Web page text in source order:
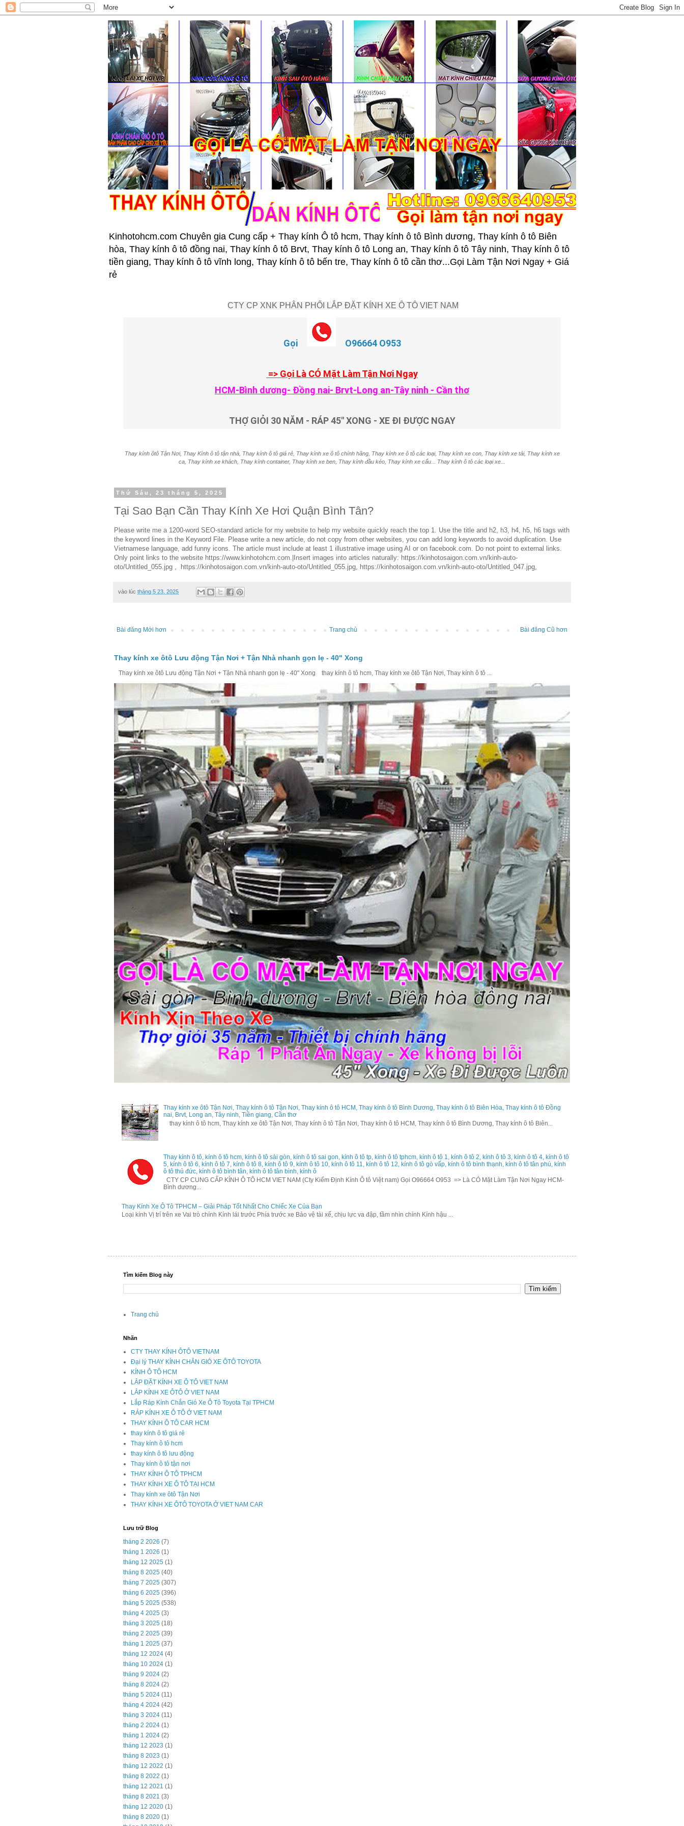
Kinhotohcm.com Chuyên gia Cung cấp + Thay kính Ô tô hcm, Thay kính ô tô Bình dương, Thay kính ô tô Biên
hòa, Thay kính ô tô đồng nai, Thay kính ô tô Brvt, Thay kính ô tô Long an, Thay kính ô tô Tây ninh, Thay kính ô tô
tiền giang, Thay kính ô tô vĩnh long, Thay kính ô tô bến tre, Thay kính ô tô cần thơ...Gọi Làm Tận Nơi Ngay + Giá
rẻ
CTY CP XNK PHÂN PHỐI LẮP ĐẶT KÍNH XE Ô TÔ VIET NAM
Gọi O96664 O953
=> Gọi Là CÓ Mặt Làm Tận Nơi Ngay
HCM-Bình dương- Đồng nai- Brvt-Long an-Tây ninh - Cần thơ
THỢ GIỎI 30 NĂM - RÁP 45" XONG - XE ĐI ĐƯỢC NGAY
Thay kính ôtô Tận Nơi, Thay Kính ô tô tận nhà, Thay kính ô tô giá rẻ, Thay kính xe ô tô chính hãng, Thay kính xe ô tô các loại, Thay kính xe con, Thay kính xe tải, Thay kính xe
ca, Thay kính xe khách, Thay kính container, Thay kính xe ben, Thay kính đầu kéo, Thay kính xe cẩu... Thay kính ô tô các loại xe...
Thứ Sáu, 23 tháng 5, 2025
Tại Sao Bạn Cần Thay Kính Xe Hơi Quận Bình Tân?
Please write me a 1200-word SEO-standard article for my website to help my website quickly reach the top 1. Use the title and h2, h3, h4, h5, h6 tags with
the keyword lines in the Keyword File. Please write a new article, do not copy from other websites, you can add long keywords to avoid duplication. Use
Vietnamese language, add funny icons. The article must include at least 1 illustrative image using AI or on facebook.com. Do not point to external links.
Only point links to the website https://www.kinhotohcm.com.|Insert images into articles naturally: https://kinhotosaigon.com.vn/kinh-auto-
oto/Untitled_055.jpg , https://kinhotosaigon.com.vn/kinh-auto-oto/Untitled_055.jpg, https://kinhotosaigon.com.vn/kinh-auto-oto/Untitled_047.jpg,
vào lúc tháng 5 23, 2025
Bài đăng Mới hơn Bài đăng Cũ hơn
Trang chủ
Thay kính xe ôtô Lưu động Tận Nơi + Tận Nhà nhanh gọn lẹ - 40" Xong
Thay kính xe ôtô Lưu động Tận Nơi + Tận Nhà nhanh gọn lẹ - 40" Xong thay kính ô tô hcm, Thay kính xe ôtô Tận Nơi, Thay kính ô tô ...
Thay kính xe ôtô Tận Nơi, Thay kính ô tô Tận Nơi, Thay kính ô tô HCM, Thay kính ô tô Bình Dương, Thay kính ô tô Biên Hòa, Thay kính ô tô Đồng
nai, Brvt, Long an, Tây ninh, Tiền giang, Cần thơ
thay kính ô tô hcm, Thay kính xe ôtô Tận Nơi, Thay kính ô tô Tận Nơi, Thay kính ô tô HCM, Thay kính ô tô Bình Dương, Thay kính ô tô Biên...
Thay kính ô tô, kính ô tô hcm, kính ô tô sài gòn, kính ô tô sai gon, kính ô tô tp, kính ô tô tphcm, kính ô tô 1, kính ô tô 2, kính ô tô 3, kính ô tô 4, kính ô tô
5, kính ô tô 6, kính ô tô 7, kính ô tô 8, kính ô tô 9, kính ô tô 10, kính ô tô 11, kính ô tô 12, kính ô tô gò vấp, kính ô tô bình thạnh, kính ô tô tân phú, kính
ô tô thủ đức, kính ô tô bình tân, kính ô tô tân bình, kính ô
CTY CP CUNG CẤP KÍNH Ô TÔ HCM VIET NAM (Cty Kiểm Định Kính Ô tô Việt nam) Gọi O96664 O953 => Là CÓ Mặt Làm Tận Nơi Ngay HCM-
Bình dương...
Thay Kính Xe Ô Tô TPHCM – Giải Pháp Tốt Nhất Cho Chiếc Xe Của Bạn
Loại kính Vị trí trên xe Vai trò chính Kính lái trước Phía trước xe Bảo vệ tài xế, chịu lực va đập, tầm nhìn chính Kính hậu ...
Tìm kiếm Blog này
Trang chủ
Nhãn
CTY THAY KÍNH ÔTÔ VIETNAM
Đại lý THAY KÍNH CHẮN GIÓ XE ÔTÔ TOYOTA
KÍNH Ô TÔ HCM
LẮP ĐẶT KÍNH XE Ô TÔ VIET NAM
LẮP KÍNH XE ÔTÔ Ở VIET NAM
Lắp Ráp Kính Chắn Gió Xe Ô Tô Toyota Tại TPHCM
RÁP KÍNH XE Ô TÔ Ở VIET NAM
THAY KÍNH Ô TÔ CAR HCM
thay kính ô tô giá rẻ
Thay kính ô tô hcm
thay kính ô tô lưu động
Thay kính ô tô tận nơi
THAY KÍNH Ô TÔ TPHCM
THAY KÍNH XE Ô TÔ TẠI HCM
Thay kính xe ôtô Tận Nơi
THAY KÍNH XE ÔTÔ TOYOTA Ở VIET NAM CAR
Lưu trữ Blog
tháng 2 2026 (7)
tháng 1 2026 (1)
tháng 12 2025 (1)
tháng 8 2025 (40)
tháng 7 2025 (307)
tháng 6 2025 (396)
tháng 5 2025 (538)
tháng 4 2025 (3)
tháng 3 2025 (18)
tháng 2 2025 (39)
tháng 1 2025 (37)
tháng 12 2024 (4)
tháng 10 2024 (1)
tháng 9 2024 (2)
tháng 8 2024 (2)
tháng 5 2024 (11)
tháng 4 2024 (42)
tháng 3 2024 (11)
tháng 2 2024 (1)
tháng 1 2024 (2)
tháng 12 2023 (1)
tháng 8 2023 (1)
tháng 12 2022 (1)
tháng 8 2022 (1)
tháng 12 2021 (1)
tháng 8 2021 (3)
tháng 12 2020 (1)
tháng 8 2020 (1)